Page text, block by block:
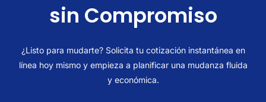
sin Compromiso
¿Listo para mudarte? Solicita tu cotización instantánea en
línea hoy mismo y empieza a planificar una mudanza fluida
y económica.